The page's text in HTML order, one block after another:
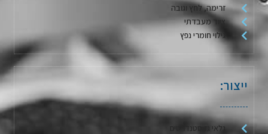
זרימה, לחץ וגובה
ציוד מעבדתי
גילוי חומרי נפץ
ייצור:
גלאי גז סטנדרטים